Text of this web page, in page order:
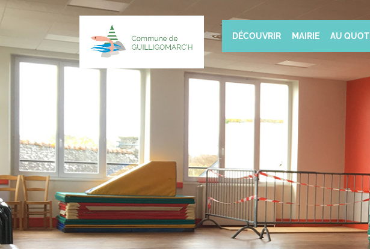
DÉCOUVRIR MAIRIE AU